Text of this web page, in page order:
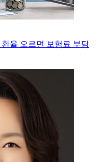
율 오르면 보험료 부담